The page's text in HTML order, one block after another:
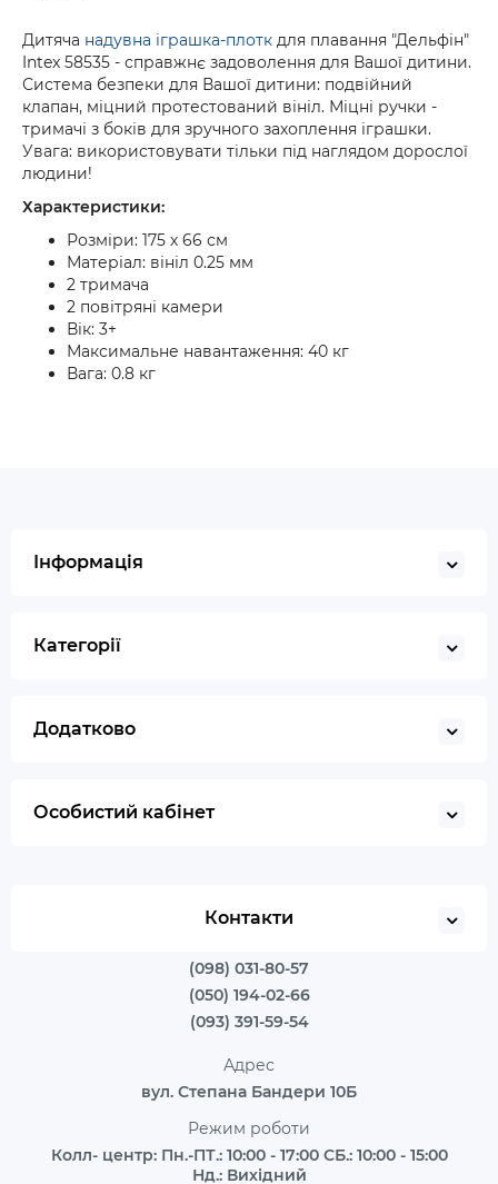
Дитяча надувна іграшка-плотк для плавання "Дельфін"
Intex 58535 - справжнє задоволення для Вашої дитини.
Система безпеки для Вашої дитини: подвійний
клапан, міцний протестований вініл. Міцні ручки -
тримачі з боків для зручного захоплення іграшки.
Увага: використовувати тільки під наглядом дорослої
людини!
Характеристики:
Розміри: 175 х 66 см
Матеріал: вініл 0.25 мм
2 тримача
2 повітряні камери
Вік: 3+
Максимальне навантаження: 40 кг
Вага: 0.8 кг
Інформація
Категорії
Додатково
Особистий кабінет
Контакти
(098) 031-80-57
(050) 194-02-66
(093) 391-59-54
Адрес
вул. Степана Бандери 10Б
Режим роботи
Колл- центр: Пн.-ПТ.: 10:00 - 17:00 СБ.: 10:00 - 15:00
Нд.: Вихідний